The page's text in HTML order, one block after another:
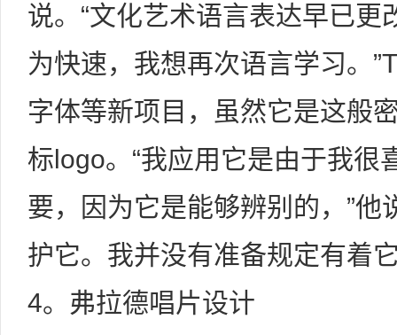
说。“文化艺术语言表达早已
为快速，我想再次语言学习。
字体等新项目，虽然它是这般
标logo。“我应用它是由于我很
要，因为它是能够辨别的，”他
护它。我并没有准备规定有着
4。弗拉德唱片设计